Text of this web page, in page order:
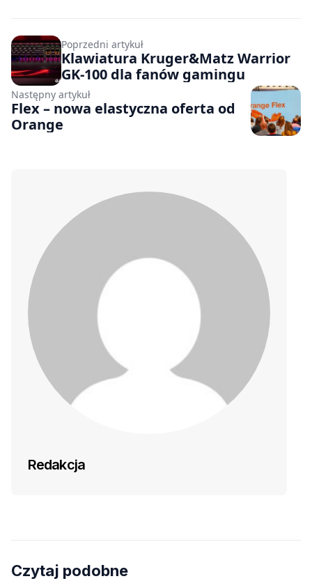
Poprzedni artykuł
Klawiatura Kruger&Matz Warrior
GK-100 dla fanów gamingu
Następny artykuł
Flex – nowa elastyczna oferta od
Orange
Redakcja
Czytaj podobne